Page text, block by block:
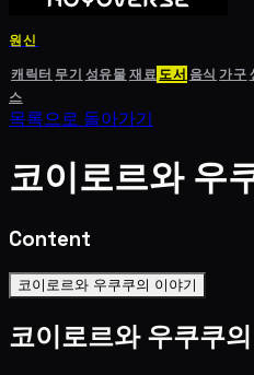
원신
캐릭터 무기 성유물재료도서 음식 가구
스
목록으로 돌아가기
코이로르와 우
Content
코이로르와 우쿠쿠의 이야기
코이로르와 우쿠쿠의